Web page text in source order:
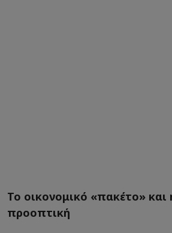
Το οικονομικό «πακέτο» και
προοπτική